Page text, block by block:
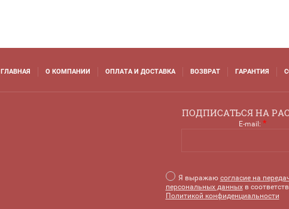
ГЛАВНАЯ О КОМПАНИИ ОПЛАТА И ДОСТАВКА ВОЗВРАТ ГАРАНТИЯ
ПОДПИСАТЬСЯ НА
E-mail: *
Я выражаю согласие на
персональных данныхв
Политикой конфиденциальности